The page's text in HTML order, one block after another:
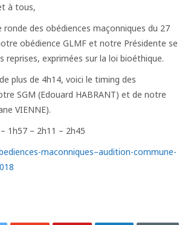
à tous,
des obédiences maçonniques du 27
obédience GLMF et notre Présidente se
reprises, exprimées sur la loi bioéthique.
plus de 4h14, voici le timing des
SGM (Edouard HABRANT) et de notre
VIENNE).
1h57 – 2h11 – 2h45
maconniques–audition-commune-